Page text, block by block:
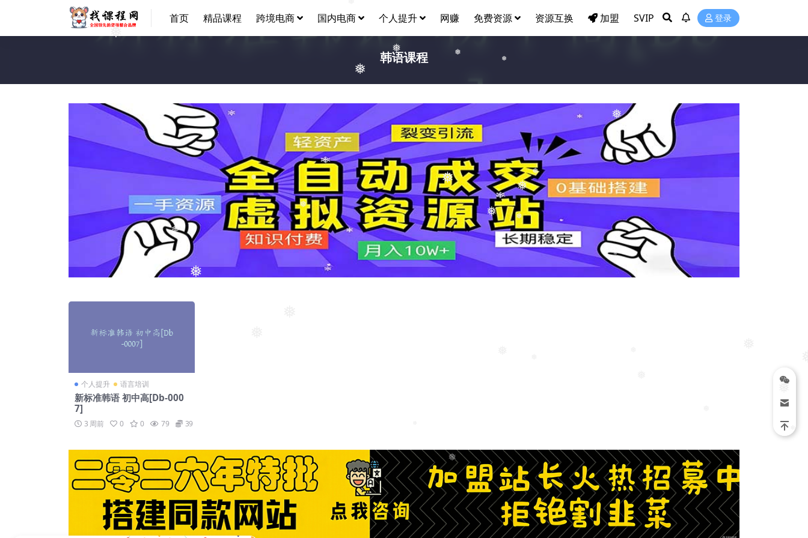
❅
❅
❅
❅
❅
❅
❅ ❅
❅
❅
❅
❅
❅
❅
❅
❅
首页 精品课程 跨境电商 国内电商 个人提升 网赚 免费资源 资源互换 加盟 SVIP 登录
韩语课程
个人提升 语言培训
新标准韩语 初中高[Db-000
7]
3 周前 0 0 79 39